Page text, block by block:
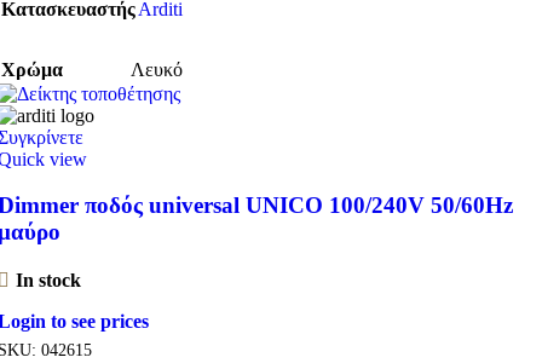
ΚατασκευαστήςArditi
Χρώμα Λευκό
view
ποδός universal UNICO 100/240V 50/60Hz
In stock
to see prices
042615